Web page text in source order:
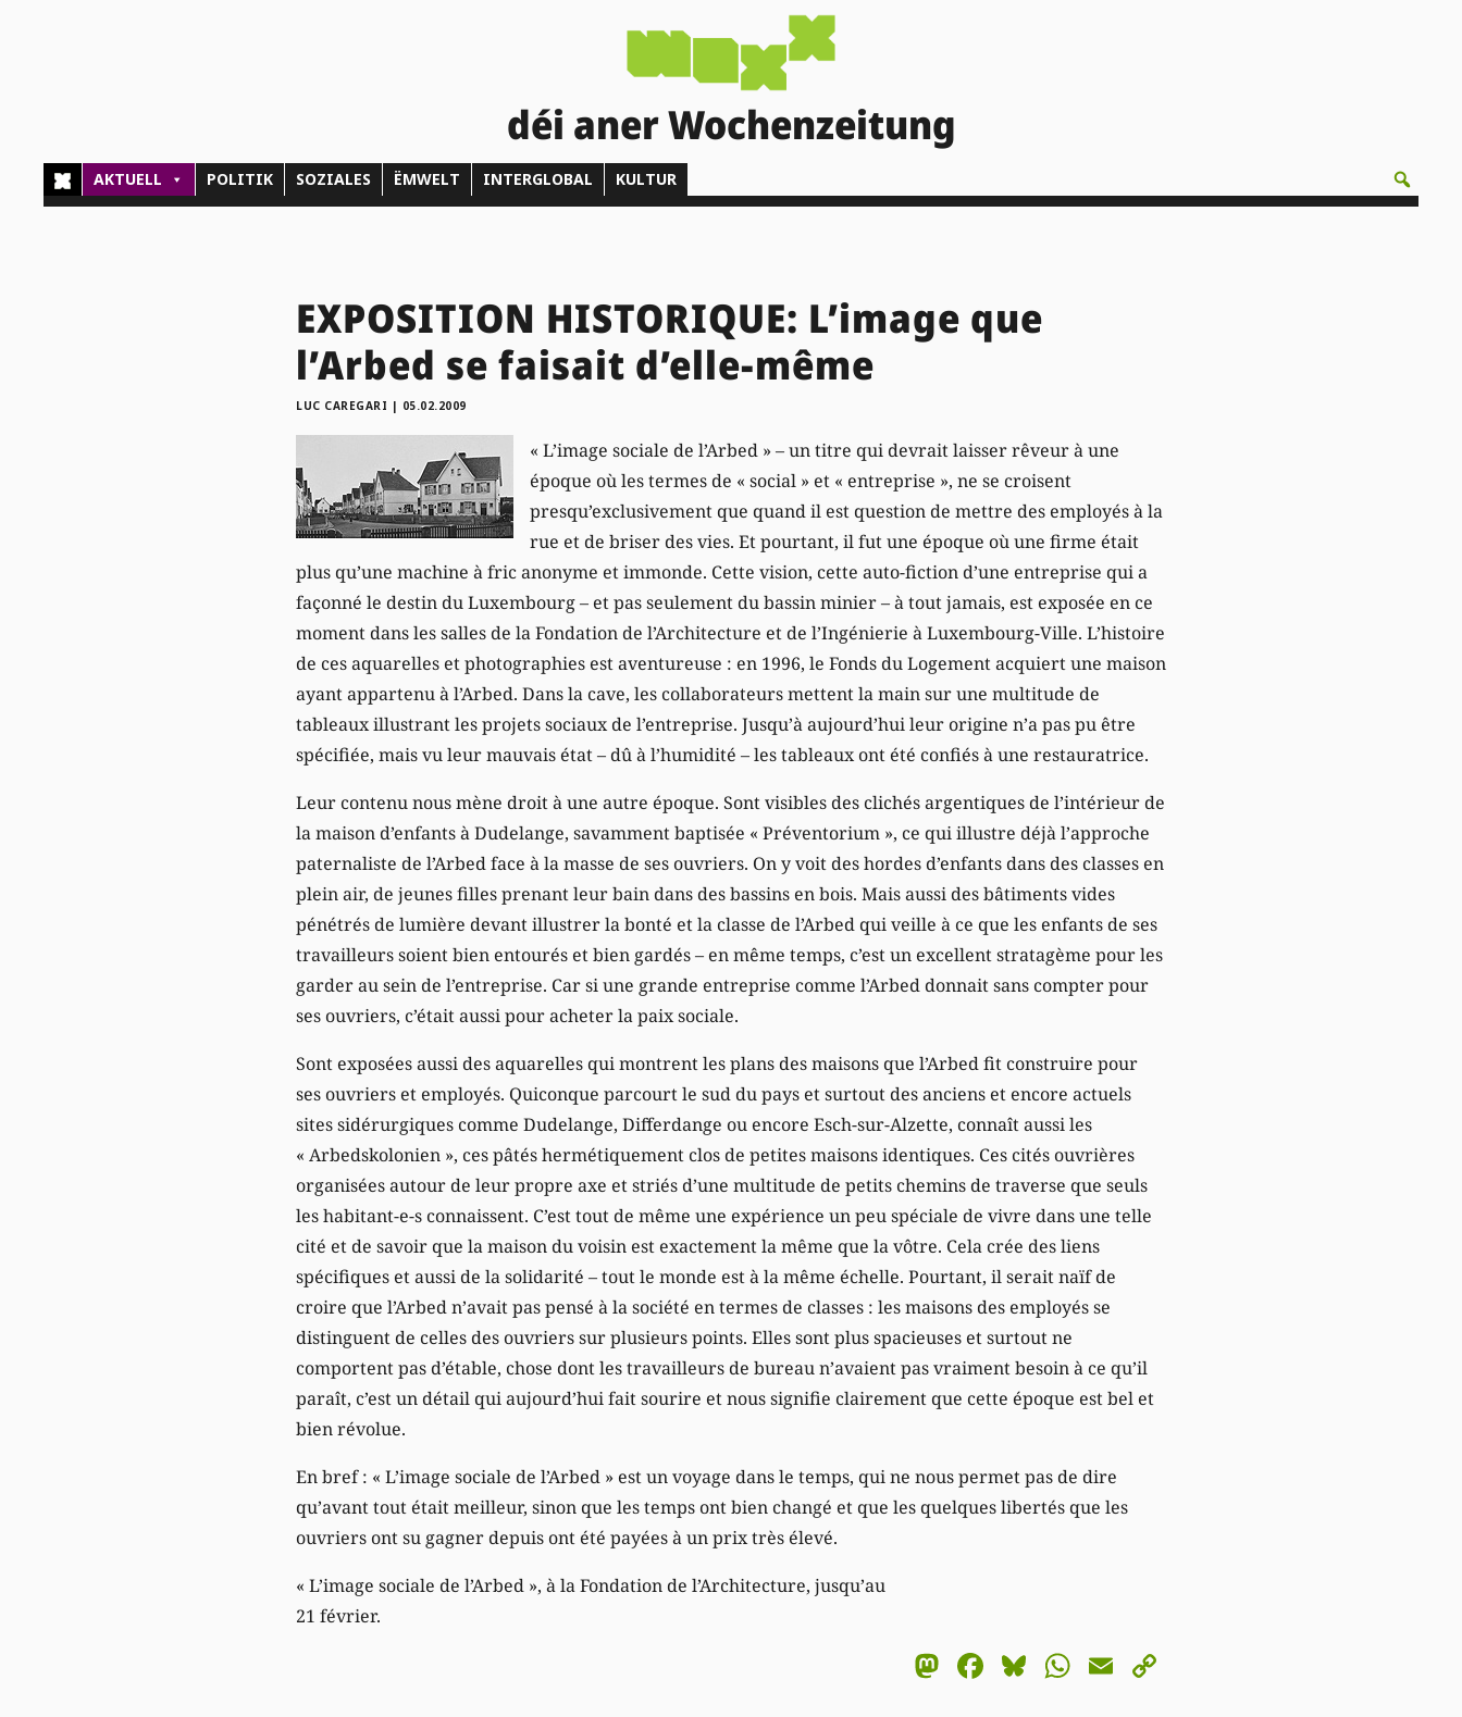
déi aner Wochenzeitung
AKTUELL POLITIK SOZIALES ËMWELT INTERGLOBAL KULTUR
EXPOSITION HISTORIQUE: L’image que
l’Arbed se faisait d’elle-même
LUC CAREGARI | 05.02.2009
« L’image sociale de l’Arbed » – un titre qui devrait laisser rêveur à une
époque où les termes de « social » et « entreprise », ne se croisent
presqu’exclusivement que quand il est question de mettre des employés à la
rue et de briser des vies. Et pourtant, il fut une époque où une firme était
plus qu’une machine à fric anonyme et immonde. Cette vision, cette auto-fiction d’une entreprise qui a
façonné le destin du Luxembourg – et pas seulement du bassin minier – à tout jamais, est exposée en ce
moment dans les salles de la Fondation de l’Architecture et de l’Ingénierie à Luxembourg-Ville. L’histoire
de ces aquarelles et photographies est aventureuse : en 1996, le Fonds du Logement acquiert une maison
ayant appartenu à l’Arbed. Dans la cave, les collaborateurs mettent la main sur une multitude de
tableaux illustrant les projets sociaux de l’entreprise. Jusqu’à aujourd’hui leur origine n’a pas pu être
spécifiée, mais vu leur mauvais état – dû à l’humidité – les tableaux ont été confiés à une restauratrice.
Leur contenu nous mène droit à une autre époque. Sont visibles des clichés argentiques de l’intérieur de
la maison d’enfants à Dudelange, savamment baptisée « Préventorium », ce qui illustre déjà l’approche
paternaliste de l’Arbed face à la masse de ses ouvriers. On y voit des hordes d’enfants dans des classes en
plein air, de jeunes filles prenant leur bain dans des bassins en bois. Mais aussi des bâtiments vides
pénétrés de lumière devant illustrer la bonté et la classe de l’Arbed qui veille à ce que les enfants de ses
travailleurs soient bien entourés et bien gardés – en même temps, c’est un excellent stratagème pour les
garder au sein de l’entreprise. Car si une grande entreprise comme l’Arbed donnait sans compter pour
ses ouvriers, c’était aussi pour acheter la paix sociale.
Sont exposées aussi des aquarelles qui montrent les plans des maisons que l’Arbed fit construire pour
ses ouvriers et employés. Quiconque parcourt le sud du pays et surtout des anciens et encore actuels
sites sidérurgiques comme Dudelange, Differdange ou encore Esch-sur-Alzette, connaît aussi les
« Arbedskolonien », ces pâtés hermétiquement clos de petites maisons identiques. Ces cités ouvrières
organisées autour de leur propre axe et striés d’une multitude de petits chemins de traverse que seuls
les habitant-e-s connaissent. C’est tout de même une expérience un peu spéciale de vivre dans une telle
cité et de savoir que la maison du voisin est exactement la même que la vôtre. Cela crée des liens
spécifiques et aussi de la solidarité – tout le monde est à la même échelle. Pourtant, il serait naïf de
croire que l’Arbed n’avait pas pensé à la société en termes de classes : les maisons des employés se
distinguent de celles des ouvriers sur plusieurs points. Elles sont plus spacieuses et surtout ne
comportent pas d’étable, chose dont les travailleurs de bureau n’avaient pas vraiment besoin à ce qu’il
paraît, c’est un détail qui aujourd’hui fait sourire et nous signifie clairement que cette époque est bel et
bien révolue.
En bref : « L’image sociale de l’Arbed » est un voyage dans le temps, qui ne nous permet pas de dire
qu’avant tout était meilleur, sinon que les temps ont bien changé et que les quelques libertés que les
ouvriers ont su gagner depuis ont été payées à un prix très élevé.
« L’image sociale de l’Arbed », à la Fondation de l’Architecture, jusqu’au
21 février.
Mastodon
Facebook
Bluesky
WhatsApp
Email